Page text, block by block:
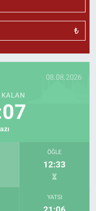
₺
08.08.2026
KALAN
ÖĞLE
12:33
YATSI